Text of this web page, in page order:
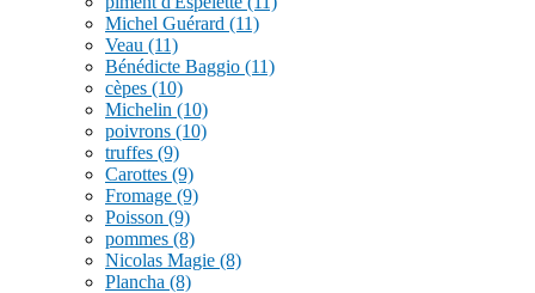
Michel Guérard (11)
Veau (11)
Bénédicte Baggio (11)
cèpes (10)
Michelin (10)
poivrons (10)
truffes (9)
Carottes (9)
Fromage (9)
Poisson (9)
pommes (8)
Nicolas Magie (8)
Plancha (8)